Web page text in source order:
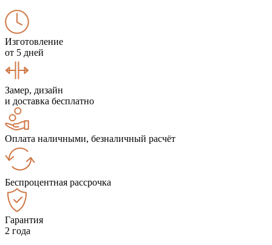
Изготовление
от 5 дней
Замер, дизайн
и доставка бесплатно
Оплата наличными, безналичный расчёт
Беспроцентная рассрочка
Гарантия
2 года